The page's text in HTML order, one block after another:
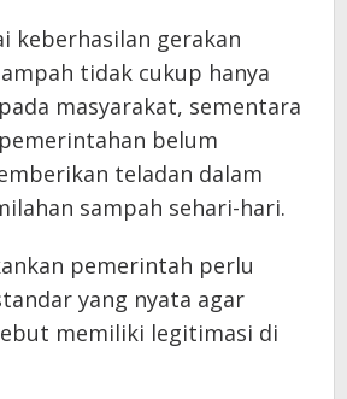
keberhasilan gerakan
tidak cukup hanya
masyarakat, sementara
belum
teladan dalam
sampah sehari-hari.
pemerintah perlu
yang nyata agar
memiliki legitimasi di